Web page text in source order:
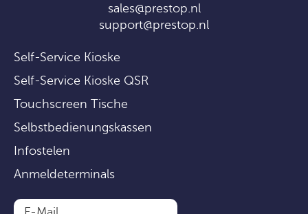
sales@prestop.nl
support@prestop.nl
Self-Service Kioske
Self-Service Kioske QSR
Touchscreen Tische
Selbstbedienungskassen
Infostelen
Anmeldeterminals